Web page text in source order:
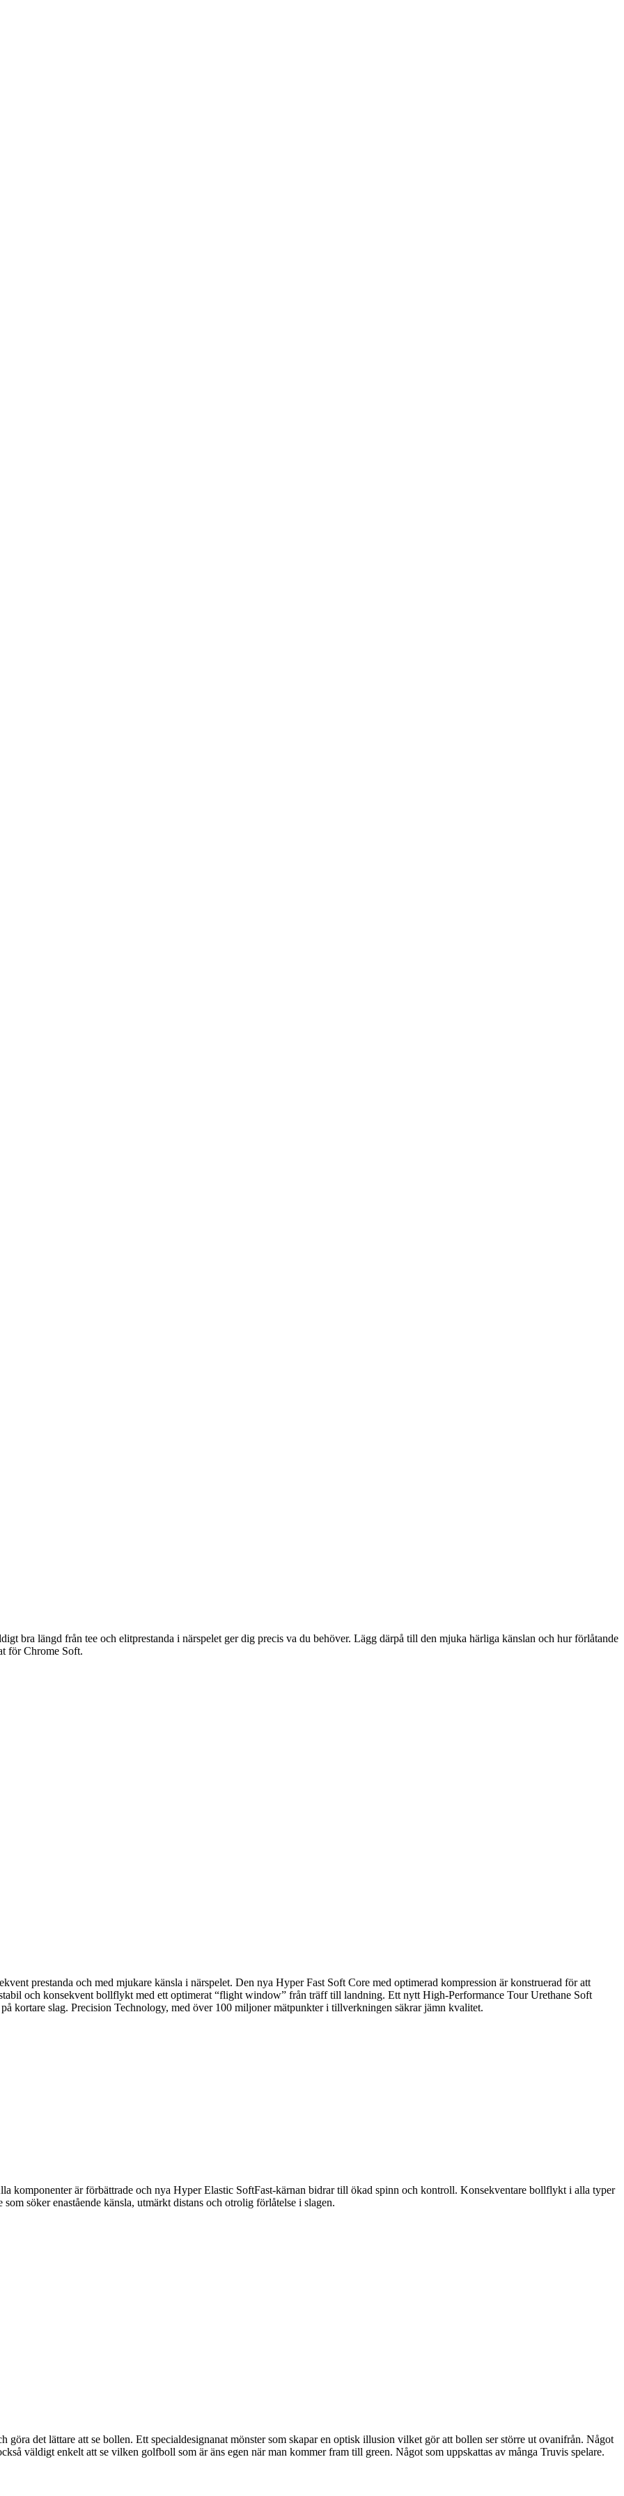
bra längd från tee och elitprestanda i närspelet ger dig precis va du behöver. Lägg därpå till den mjuka härliga känslan och hur förlåtande
för Chrome Soft.
prestanda och med mjukare känsla i närspelet. Den nya Hyper Fast Soft Core med optimerad kompression är konstruerad för att
och konsekvent bollflykt med ett optimerat “flight window” från träff till landning. Ett nytt High-Performance Tour Urethane Soft
kortare slag. Precision Technology, med över 100 miljoner mätpunkter i tillverkningen säkrar jämn kvalitet.
komponenter är förbättrade och nya Hyper Elastic SoftFast-kärnan bidrar till ökad spinn och kontroll. Konsekventare bollflykt i alla typer
söker enastående känsla, utmärkt distans och otrolig förlåtelse i slagen.
göra det lättare att se bollen. Ett specialdesignanat mönster som skapar en optisk illusion vilket gör att bollen ser större ut ovanifrån. Något
väldigt enkelt att se vilken golfboll som är äns egen när man kommer fram till green. Något som uppskattas av många Truvis spelare.